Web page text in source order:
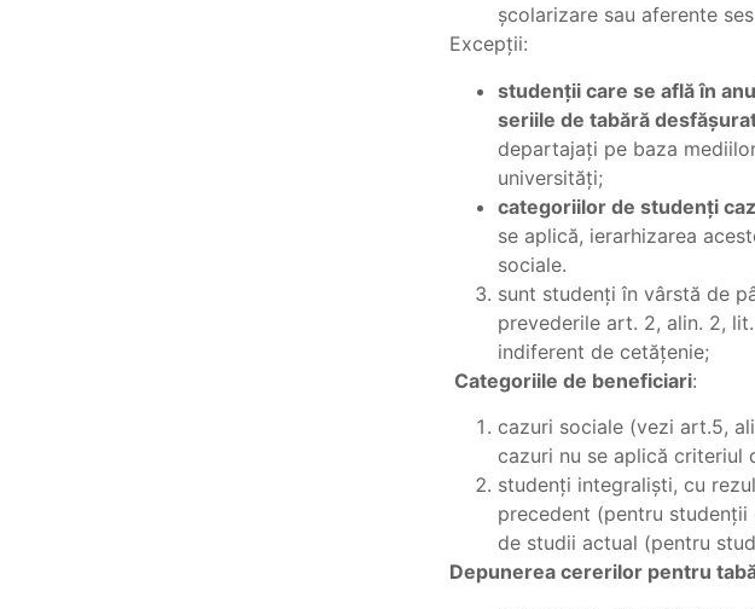
școlarizare sau aferente
Excepții:
studenţii care se află în
seriile de tabără
departajaţi pe baza
universităţi;
categoriilor de studenţi
se aplică, ierarhizarea
sociale.
sunt studenți în vârstă de
prevederile art. 2, alin. 2,
indiferent de cetățenie;
Categoriile de beneficiari:
cazuri sociale (vezi art.5,
cazuri nu se aplică criteriul
studenți integraliști, cu
precedent (pentru studenții
de studii actual (pentru
Depunerea cererilor pentru